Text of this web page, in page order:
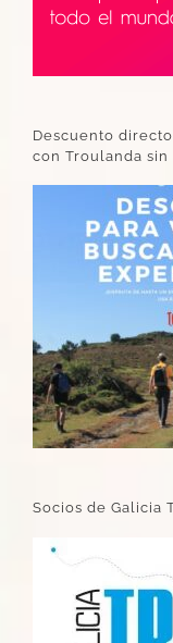
Descuento
con Troulanda
Socios de Galicia